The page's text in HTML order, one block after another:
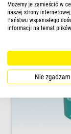
Możemy je zamieścić w
naszej strony
Państwu wspaniałego
informacji na temat
Nie